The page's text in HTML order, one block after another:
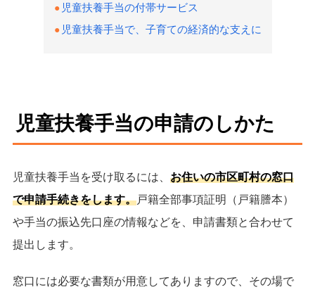
児童扶養手当の付帯サービス
児童扶養手当で、子育ての経済的な支えに
児童扶養手当の申請のしかた
児童扶養手当を受け取るには、 お住いの市区町村の窓口
で申請手続きをします。戸籍全部事項証明（戸籍謄本）
や手当の振込先口座の情報などを、申請書類と合わせて
提出します。
窓口には必要な書類が用意してありますので、その場で